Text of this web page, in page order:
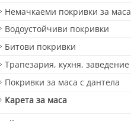
Немачкаеми покривки за маса
Водоустойчиви покривки
Битови покривки
Трапезария, кухня, заведение
Покривки за маса с дантела
Карета за маса